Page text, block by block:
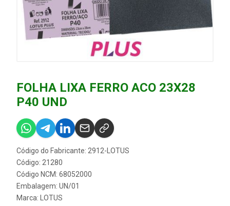
FOLHA LIXA FERRO ACO 23X28
P40 UND
Código do Fabricante: 2912-LOTUS
Código: 21280
Código NCM: 68052000
Embalagem: UN/01
Marca: LOTUS